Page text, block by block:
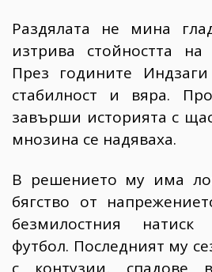
Раздялата не мина
изтрива стойността
През годините
стабилност и вяра.
завърши историята с
мнозина се надяваха.
В решението му има
бягство от
безмилостния
футбол. Последният му